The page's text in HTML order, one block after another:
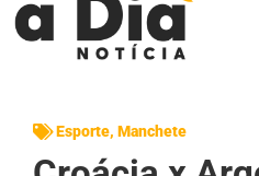
Esporte, Manchete